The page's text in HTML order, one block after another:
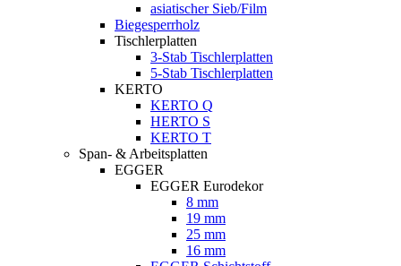
asiatischer Sieb/Film
Biegesperrholz
Tischlerplatten
3-Stab Tischlerplatten
5-Stab Tischlerplatten
KERTO
KERTO Q
HERTO S
KERTO T
Span- & Arbeitsplatten
EGGER
EGGER Eurodekor
8 mm
19 mm
25 mm
16 mm